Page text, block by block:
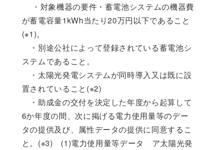
・対象機器の要件・蓄電池システムの機器費
が蓄電容量1kWh当たり20万円以下であること
(※1)。
・別途公社によって登録されている蓄電池シ
ステムであること。
・太陽光発電システムが同時導入又は既に設
置されていること(※2)
・助成金の交付を決定した年度から起算して
6か年度の間、次に掲げる電力使用量等のデー
タの提供及び、属性データの提供に同意するこ
と。(※3) (1)電力使用量等データ ア太陽光発